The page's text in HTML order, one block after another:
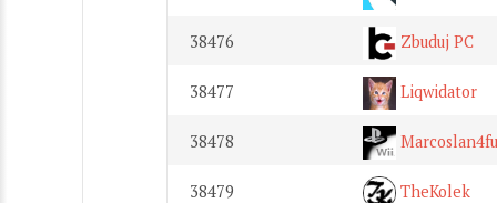
38476 Zbuduj PC
38477 Liqwidator
38478
38479 TheKolek